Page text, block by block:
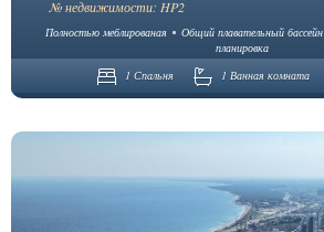
№ недвижимости: HP2
Полностью меблированая Общий плавательный бассейн
планировка
1 Спальня
1 Ванная комната